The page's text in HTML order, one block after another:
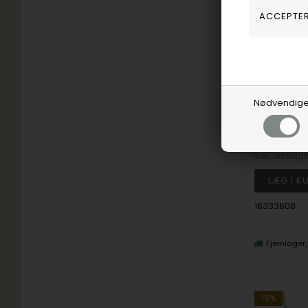
Nødvendige
Støvring
563,00
Vejl.
16333608
Fjernlager
19%